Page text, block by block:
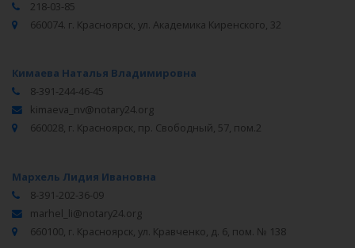
218-03-85
660074. г. Красноярск, ул. Академика Киренского, 32
Кимаева Наталья Владимировна
8-391-244-46-45
kimaeva_nv@notary24.org
660028, г. Красноярск, пр. Свободный, 57, пом.2
Мархель Лидия Ивановна
8-391-202-36-09
marhel_li@notary24.org
660100, г. Красноярск, ул. Кравченко, д. 6, пом. № 138